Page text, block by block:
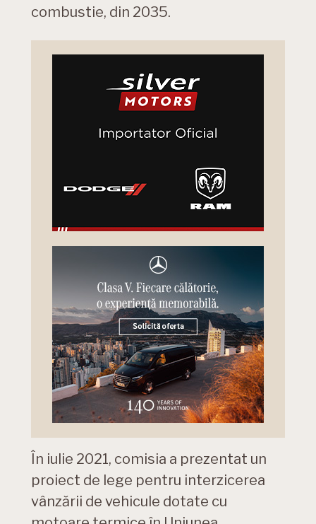
combustie, din 2035.
În iulie 2021, comisia a prezentat un
proiect de lege pentru interzicerea
vânzării de vehicule dotate cu